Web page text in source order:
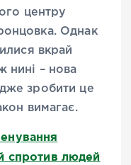
центру
Однак
вкрай
нині – нова
зробити це
вимагає.
спротив людей